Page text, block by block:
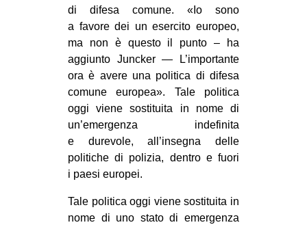
di difesa comune. «Io sono
a favore dei un esercito europeo,
ma non è questo il punto – ha
aggiunto Juncker — L’importante
ora è avere una politica di difesa
comune europea». Tale politica
oggi viene sostituita in nome di
un’emergenza indefinita
e durevole, all’insegna delle
politiche di polizia, dentro e fuori
i paesi europei.
Tale politica oggi viene sostituita in
nome di uno stato di emergenza